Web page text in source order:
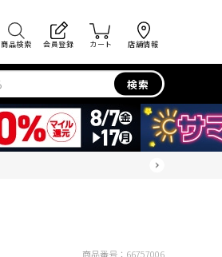
商品検索 会員登録 カート 店舗情報
検索
商品番号： 66757006